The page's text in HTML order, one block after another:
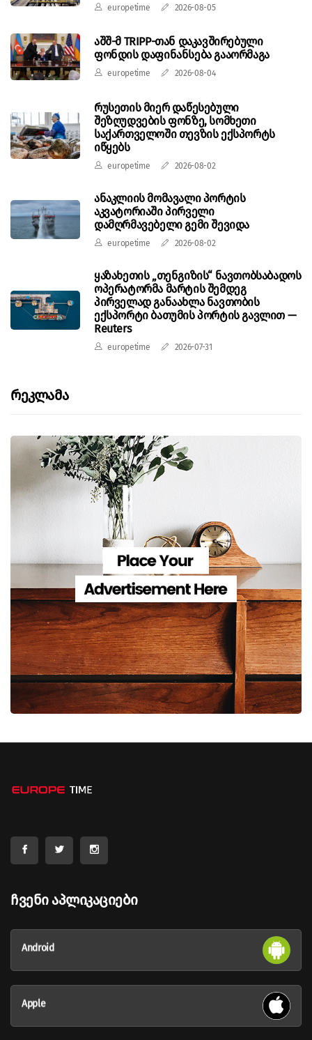
europetime 2026-08-05
აშშ-მ TRIPP-თან დაკავშირებული
ფონდის დაფინანსება გააორმაგა
europetime 2026-08-04
რუსეთის მიერ დაწესებული
შეზღუდვების ფონზე, სომხეთი
საქართველოში თევზის ექსპორტს
იწყებს
europetime 2026-08-02
ანაკლიის მომავალი პორტის
აკვატორიაში პირველი
დამღრმავებელი გემი შევიდა
europetime 2026-08-02
ყაზახეთის „თენგიზის“ ნავთობსაბადოს
ოპერატორმა მარტის შემდეგ
პირველად განაახლა ნავთობის
ექსპორტი ბათუმის პორტის გავლით —
Reuters
europetime 2026-07-31
Რეკლამა
Ჩვენი Აპლიკაციები
Android
Apple